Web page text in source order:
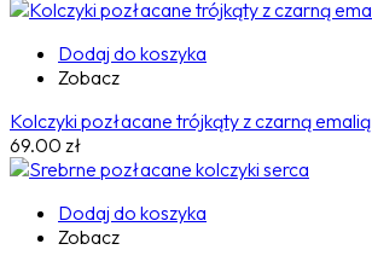
Dodaj do koszyka
Zobacz
Kolczyki pozłacane trójkąty z czarną emalią
69.00 zł
Dodaj do koszyka
Zobacz